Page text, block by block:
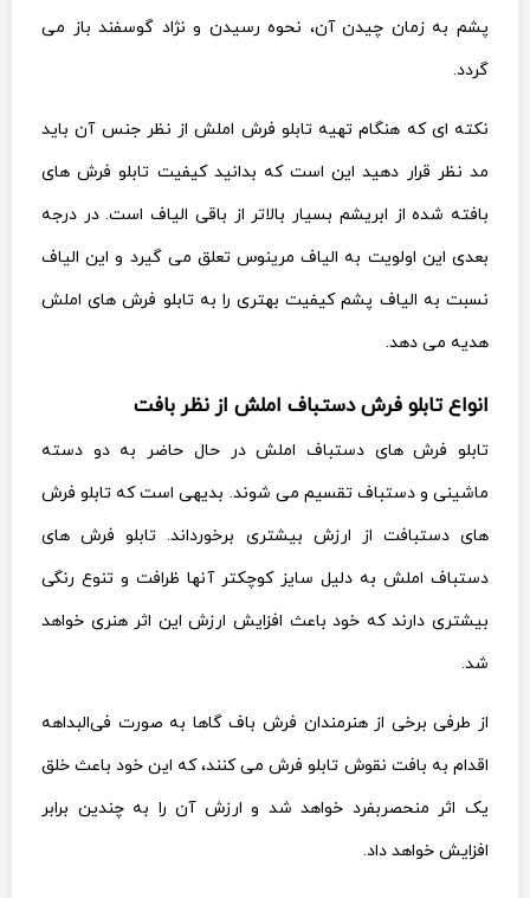
پشم به زمان چیدن آن، نحوه رسیدن و نژاد گوسفند باز می
گردد.
نکته ای که هنگام تهیه تابلو فرش املش از نظر جنس آن باید
مد نظر قرار دهید این است که بدانید کیفیت تابلو فرش های
بافته شده از ابریشم بسیار بالاتر از باقی الیاف است. در درجه
بعدی این اولویت به الیاف مرینوس تعلق می گیرد و این الیاف
نسبت به الیاف پشم کیفیت بهتری را به تابلو فرش های املش
هدیه می دهد.
انواع تابلو فرش دستباف املش از نظر بافت
تابلو فرش های دستباف املش در حال حاضر به دو دسته
ماشینی و دستباف تقسیم می شوند. بدیهی است که تابلو فرش
های دستبافت از ارزش بیشتری برخورداند. تابلو فرش های
دستباف املش به دلیل سایز کوچکتر آنها ظرافت و تنوع رنگی
بیشتری دارند که خود باعث افزایش ارزش این اثر هنری خواهد
شد.
از طرفی برخی از هنرمندان فرش باف گاها به صورت فی‌البداهه
اقدام به بافت نقوش تابلو فرش می کنند، که این خود باعث خلق
یک اثر منحصربفرد خواهد شد و ارزش آن را به چندین برابر
افزایش خواهد داد.